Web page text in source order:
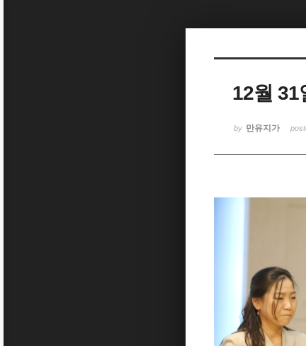
12월 31
by 만유지가
Sketchbook5, 스케치북5
Sketchbook5, 스케치북5